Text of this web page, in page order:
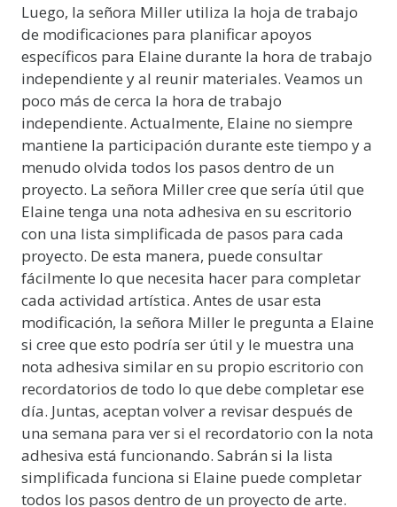
Luego, la señora Miller utiliza la hoja de trabajo
de modificaciones para planificar apoyos
específicos para Elaine durante la hora de trabajo
independiente y al reunir materiales. Veamos un
poco más de cerca la hora de trabajo
independiente. Actualmente, Elaine no siempre
mantiene la participación durante este tiempo y a
menudo olvida todos los pasos dentro de un
proyecto. La señora Miller cree que sería útil que
Elaine tenga una nota adhesiva en su escritorio
con una lista simplificada de pasos para cada
proyecto. De esta manera, puede consultar
fácilmente lo que necesita hacer para completar
cada actividad artística. Antes de usar esta
modificación, la señora Miller le pregunta a Elaine
si cree que esto podría ser útil y le muestra una
nota adhesiva similar en su propio escritorio con
recordatorios de todo lo que debe completar ese
día. Juntas, aceptan volver a revisar después de
una semana para ver si el recordatorio con la nota
adhesiva está funcionando. Sabrán si la lista
simplificada funciona si Elaine puede completar
todos los pasos dentro de un proyecto de arte.